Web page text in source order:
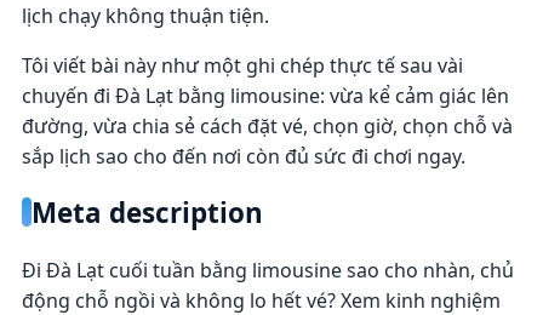
lịch chạy không thuận tiện.
Tôi viết bài này như một ghi chép thực tế sau vài
chuyến đi Đà Lạt bằng limousine: vừa kể cảm giác lên
đường, vừa chia sẻ cách đặt vé, chọn giờ, chọn chỗ và
sắp lịch sao cho đến nơi còn đủ sức đi chơi ngay.
Meta description
Đi Đà Lạt cuối tuần bằng limousine sao cho nhàn, chủ
động chỗ ngồi và không lo hết vé? Xem kinh nghiệm